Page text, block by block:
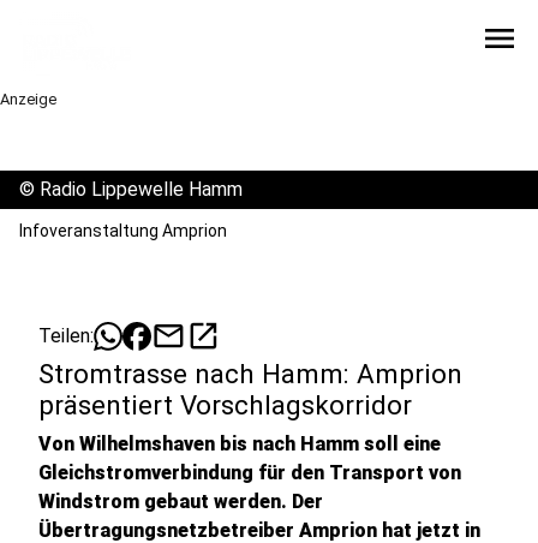
menu
Anzeige
© Radio Lippewelle Hamm
Infoveranstaltung Amprion
Teilen: mailopen_in_new
Stromtrasse nach Hamm: Amprion
präsentiert Vorschlagskorridor
Von Wilhelmshaven bis nach Hamm soll eine
Gleichstromverbindung für den Transport von
Windstrom gebaut werden. Der
Übertragungsnetzbetreiber Amprion hat jetzt in